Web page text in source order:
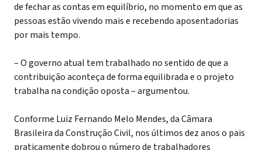
de fechar as contas em equilíbrio, no momento em que as
pessoas estão vivendo mais e recebendo aposentadorias
por mais tempo.
– O governo atual tem trabalhado no sentido de que a
contribuição aconteça de forma equilibrada e o projeto
trabalha na condição oposta – argumentou.
Conforme Luiz Fernando Melo Mendes, da Câmara
Brasileira da Construção Civil, nos últimos dez anos o pais
praticamente dobrou o número de trabalhadores